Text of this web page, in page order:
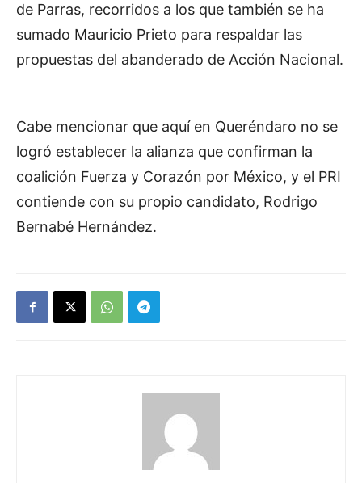
de Parras, recorridos a los que también se ha
sumado Mauricio Prieto para respaldar las
propuestas del abanderado de Acción Nacional.
Cabe mencionar que aquí en Queréndaro no se
logró establecer la alianza que confirman la
coalición Fuerza y Corazón por México, y el PRI
contiende con su propio candidato, Rodrigo
Bernabé Hernández.